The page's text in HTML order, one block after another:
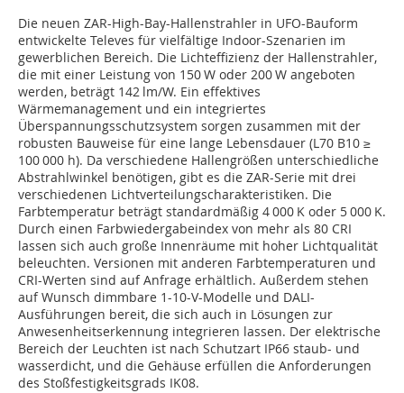
Die neuen ZAR-High-Bay-Hallenstrahler in UFO-Bauform
entwickelte Televes für vielfältige Indoor-Szenarien im
gewerblichen Bereich. Die Lichteffizienz der Hallenstrahler,
die mit einer Leistung von 150 W oder 200 W angeboten
werden, beträgt 142 lm/W. Ein effektives
Wärmemanagement und ein integriertes
Überspannungsschutzsystem sorgen zusammen mit der
robusten Bauweise für eine lange Lebensdauer (L70 B10 ≥
100 000 h). Da verschiedene Hallengrößen unterschiedliche
Abstrahlwinkel benötigen, gibt es die ZAR-Serie mit drei
verschiedenen Lichtverteilungscharakteristiken. Die
Farbtemperatur beträgt standardmäßig 4 000 K oder 5 000 K.
Durch einen Farbwiedergabeindex von mehr als 80 CRI
lassen sich auch große Innenräume mit hoher Lichtqualität
beleuchten. Versionen mit anderen Farbtemperaturen und
CRI-Werten sind auf Anfrage erhältlich. Außerdem stehen
auf Wunsch dimmbare 1-10-V-Modelle und DALI-
Ausführungen bereit, die sich auch in Lösungen zur
Anwesenheitserkennung integrieren lassen. Der elektrische
Bereich der Leuchten ist nach Schutzart IP66 staub- und
wasserdicht, und die Gehäuse erfüllen die Anforderungen
des Stoßfestigkeitsgrads IK08.